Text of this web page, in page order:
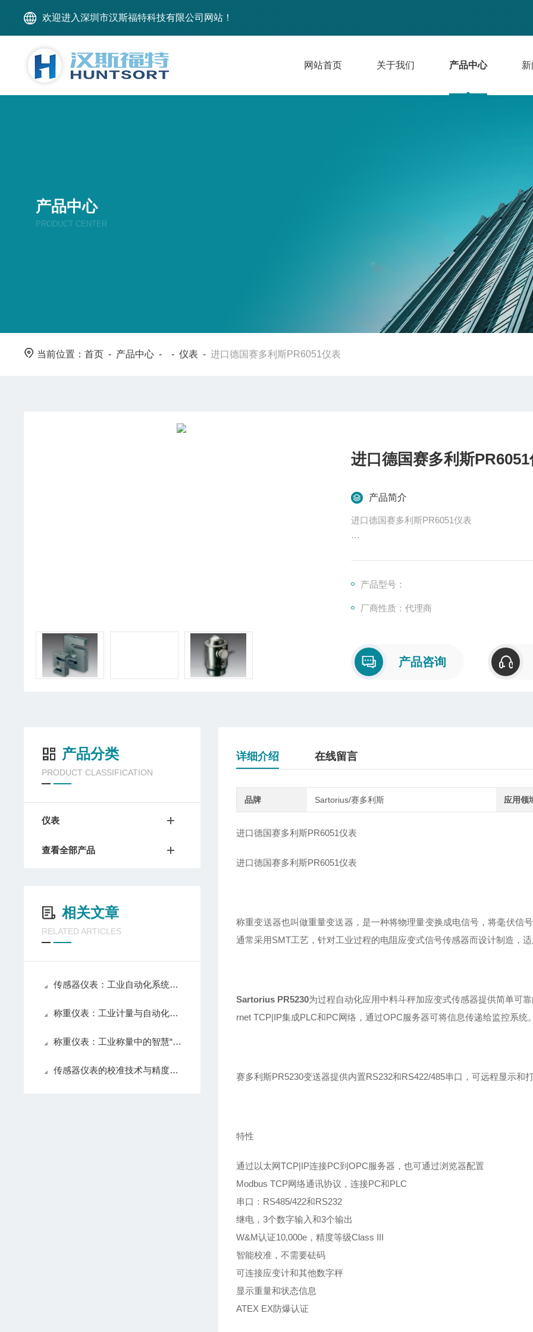
欢迎进入深圳市汉斯福特科技有限公司网站！
网站首页 关于我们 产品中心
产品中心
PRODUCT CENTER
当前位置：首页 - 产品中心 - -仪表 -进口德国赛多利斯PR6051仪表
进口德国赛多利斯
产品简介
进口德国赛多利斯PR6051仪表
转换成标准直流信号的变送器。通常采用
产品型号：
厂商性质：代理商
产品咨询
详细介绍 在线留言
品牌 Sartorius/赛多利斯 应用领
进口德国赛多利斯PR6051仪表
进口德国赛多利斯PR6051仪表
称重变送器也叫做重量变送器，是一种将物理量变换成电信号，将毫伏信
通常采用SMT工艺，针对工业过程的电阻应变式信号传感器而设计制造，
Sartorius PR5230为过程自动化应用中料斗秤加应变式传感器提供简单可
rnet TCP|IP集成PLC和PC网络 ，通过OPC服务器可将信息传递给监控系统
赛多利斯PR5230变送器提供内置RS232和RS422/485串口，可远程显示和
特性
通过以太网TCP|IP连接PC到OPC服务器，也可通过浏览器配置
Modbus TCP网络通讯协议，连接PC和PLC
串口：RS485/422和RS232
继电，3个数字输入和3个输出
W&M认证10,000e，精度等级Class III
智能校准，不需要砝码
可连接应变计和其他数字秤
显示重量和状态信息
ATEX EX防爆认证
产品分类
PRODUCT CLASSIFICATION
仪表
查看全部产品
相关文章
RELATED ARTICLES
传感器仪表：工业自动化系统的感知核心
称重仪表：工业计量与自动化控制的核心组件
称重仪表：工业称量中的智慧“大脑”
传感器仪表的校准技术与精度提升方法